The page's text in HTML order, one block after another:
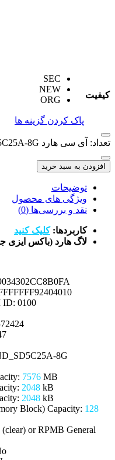
کیفیت
SEC
NEW
ORG
پاک کردن گزینه ها
تعداد: آی سی هارد SD5C25A-8G
افزودن به سبد خرید
توضیحات
ویژگی های محصول
نقد و بررسی‌ها (0)
کاربردها:کلیک کنید
لاگ هارد (باکس ایزی
ID: 0100
8G
7576 MB
2048 kB
2048 kB
Block) Capacity: 128
or RPMB General